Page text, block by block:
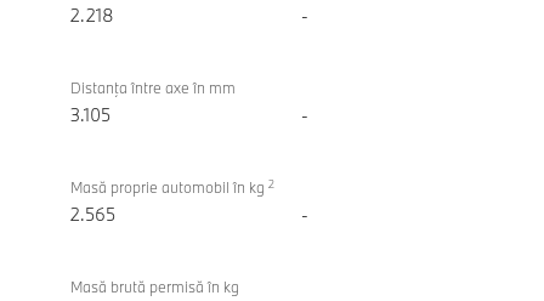
2.218 -
Distanţa între axe în mm
3.105 -
Masă proprie automobil în kg 2
2.565 -
Masă brută permisă în kg